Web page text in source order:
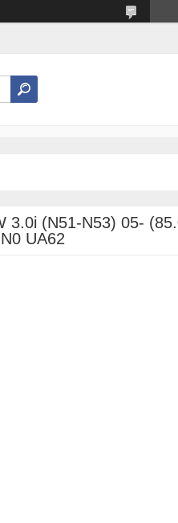
3.0i (N51-N53) 05-
UA62